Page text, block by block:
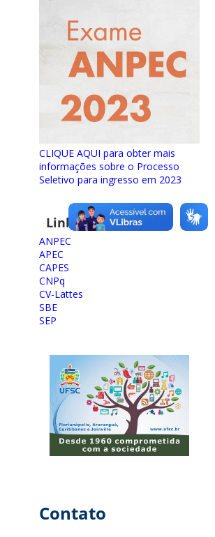
CLIQUE AQUI para obter mais
informações sobre o Processo
Seletivo para ingresso em 2023
Links importantes
ANPEC
APEC
CAPES
CNPq
CV-Lattes
SBE
SEP
Contato